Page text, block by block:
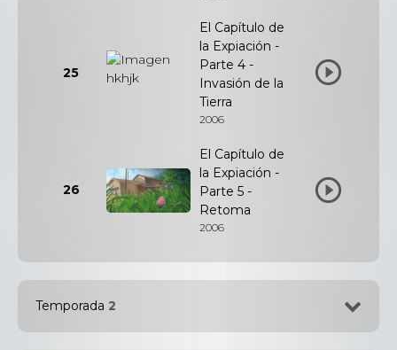
25
El Capítulo de
la Expiación -
Parte 4 -
Invasión de la
Tierra
2006
26
El Capítulo de
la Expiación -
Parte 5 -
Retoma
2006
Temporada 2